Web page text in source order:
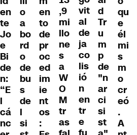
en
te
Jo
e
Bi
de
n:
“E
l
cá
nc
o
a
bo
rd
o
de
bu
s
de
l
si
en
to
de
pr
oc
ed
im
ie
nt
os
:
,9
mi
llo
ne
s
a
W
O
M
tr
as
vit
al
de
ja
co
lis
ió
n
en
tr
e
d
Tr
u
m
p
de
"n
ar
ci
si
st
qu
e
él
mi
s
m
o
cr
eó
.
A